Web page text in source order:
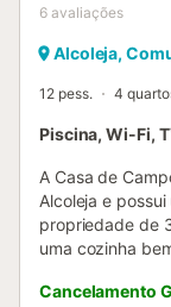
6 avaliações
Alcoleja,
12 pess. 4
Piscina, Wi-Fi,
A Casa de
Alcoleja e
propriedade de
uma cozinha
adicionais
Cancelamento